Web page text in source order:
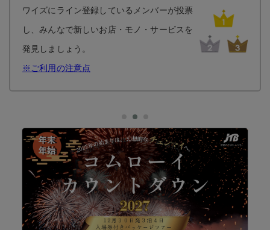
ワイズにライン登録しているメンバーが投票
し、みんなで新しいお店・モノ・サービスを
発見しましょう。
※ご利用の注意点